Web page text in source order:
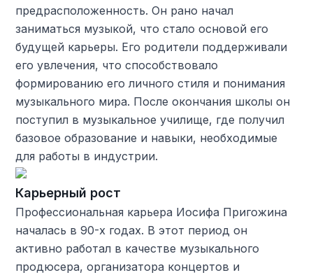
предрасположенность. Он рано начал
заниматься музыкой, что стало основой его
будущей карьеры. Его родители поддерживали
его увлечения, что способствовало
формированию его личного стиля и понимания
музыкального мира. После окончания школы он
поступил в музыкальное училище, где получил
базовое образование и навыки, необходимые
для работы в индустрии.
Карьерный рост
Профессиональная карьера Иосифа Пригожина
началась в 90-х годах. В этот период он
активно работал в качестве музыкального
продюсера, организатора концертов и